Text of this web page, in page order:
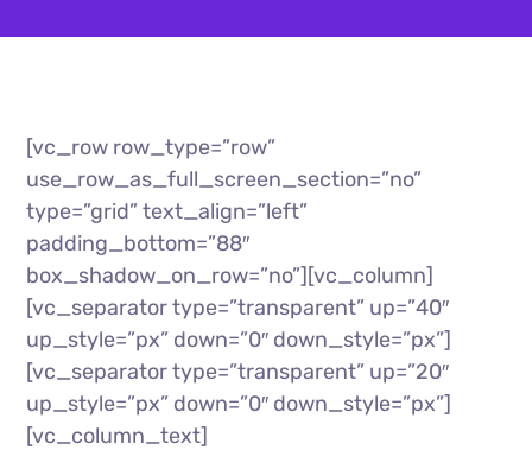
[vc_row row_type=”row”
use_row_as_full_screen_section=”no”
type=”grid” text_align=”left”
padding_bottom=”88″
box_shadow_on_row=”no”][vc_column]
[vc_separator type=”transparent” up=”40″
up_style=”px” down=”0″ down_style=”px”]
[vc_separator type=”transparent” up=”20″
up_style=”px” down=”0″ down_style=”px”]
[vc_column_text]